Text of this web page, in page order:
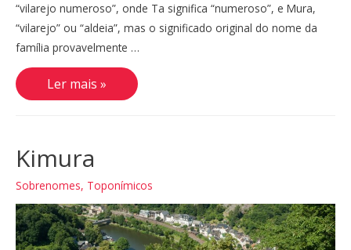
“vilarejo numeroso”, onde Ta significa “numeroso”, e Mura,
“vilarejo” ou “aldeia”, mas o significado original do nome da
família provavelmente …
Tamura
Ler mais »
Kimura
Sobrenomes, Toponímicos